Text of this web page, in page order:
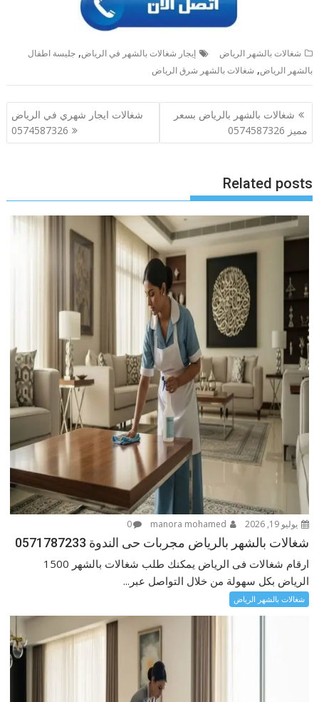
شغالات بالشهر الرياض إيجار شغالات بالشهر في الرياض,جليسة اطفال
بالشهر الرياض, شغالات بالشهر شرق الرياض
تصفّح
المقالات
شغالات بالشهر بالرياض بسعر
مميز 0574587326
شغالات ايجار شهري في الرياض
0574587326
Related posts
يوليو 19, 2026 0
شغالات بالشهر بالرياض مجربات حى الندوة 0571787233
ارقام شغالات فى الرياض يمكنك طلب شغالات بالشهر 1500
الرياض بكل سهولة من خلال التواصل عبر...
شغالات بالشهر الرياض